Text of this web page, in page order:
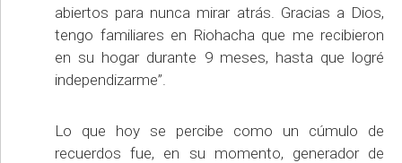
abiertos para nunca mirar atrás. Gracias a Dios,
tengo familiares en Riohacha que me recibieron
en su hogar durante 9 meses, hasta que logré
independizarme”.
Lo que hoy se percibe como un cúmulo de
recuerdos fue, en su momento, generador de